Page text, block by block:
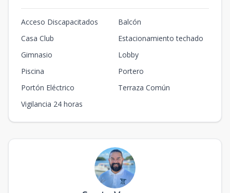
Acceso Discapacitados
Balcón
Casa Club
Estacionamiento techado
Gimnasio
Lobby
Piscina
Portero
Portón Eléctrico
Terraza Común
Vigilancia 24 horas